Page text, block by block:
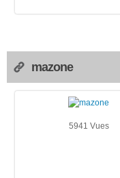
mazone
5941 Vues